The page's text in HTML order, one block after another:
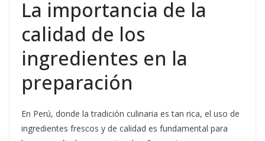
La importancia de la
calidad de los
ingredientes en la
preparación
En Perú, donde la tradición culinaria es tan rica, el uso de
ingredientes frescos y de calidad es fundamental para